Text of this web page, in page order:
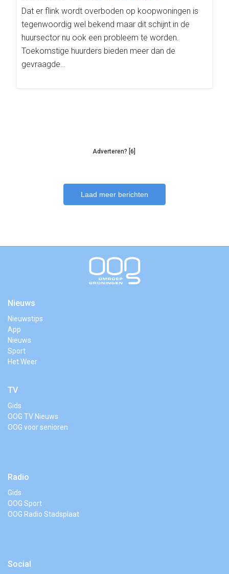
Dat er flink wordt overboden op koopwoningen is
tegenwoordig wel bekend maar dit schijnt in de
huursector nu ook een probleem te worden.
Toekomstige huurders bieden meer dan de
gevraagde…
Adverteren? [6]
Laad meer berichten
Nieuws
Nieuwstips
App
Nieuws
Sport
Het Weer
TV
Gids
OOG TV Nieuws
OOG voor senioren
Radio
Gids
OOG Sport
OOG Radio Stadsplaat
Social